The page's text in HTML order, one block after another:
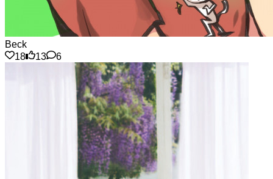
Beck
18
13 6